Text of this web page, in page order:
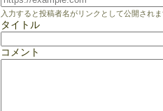
入力すると投稿者名がリンクとして公開されま
タイトル
コメント